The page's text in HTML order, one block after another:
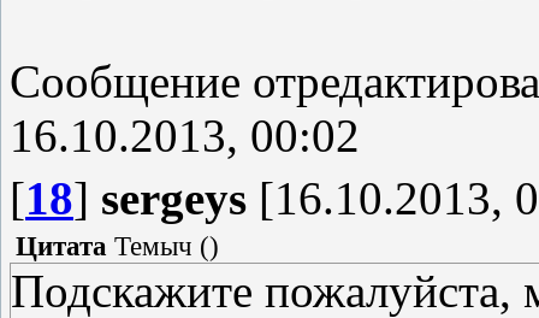
Сообщение
16.10.2013, 00:02
[18] sergeys [16.10.2013,
Цитата Темыч ()
Подскажите пожалуйста,